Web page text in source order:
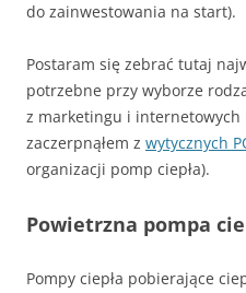
do zainwestowania na start).
Postaram się zebrać tutaj
potrzebne przy wyborze
z marketingu i internetowych
zaczerpnąłem z wytycznych
organizacji pomp ciepła).
Powietrzna pompa
Pompy ciepła pobierające